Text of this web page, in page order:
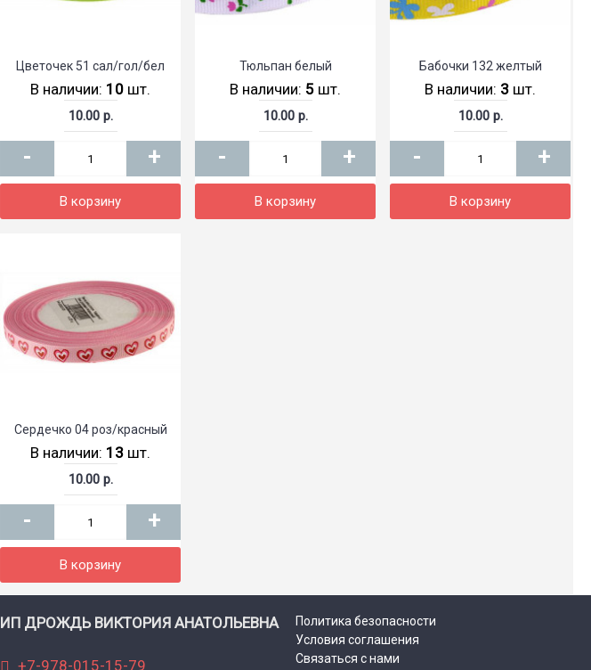
Цветочек 51 сал/гол/бел
В наличии: 10 шт.
10.00 р.
- +
В корзину
Тюльпан белый
В наличии: 5 шт.
10.00 р.
- +
В корзину
Бабочки 132 желтый
В наличии: 3 шт.
10.00 р.
- +
В корзину
Сердечко 04 роз/красный
В наличии: 13 шт.
10.00 р.
- +
В корзину
ИП ДРОЖДЬ ВИКТОРИЯ АНАТОЛЬЕВНА
+7-978-015-15-79
Политика безопасности
Условия соглашения
Связаться с нами